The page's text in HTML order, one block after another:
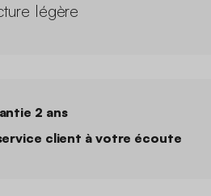
légère
2 ans
client à votre écoute